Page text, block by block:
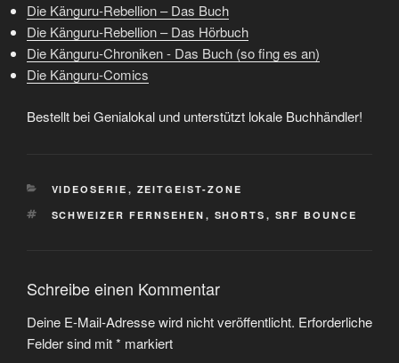
Die Känguru-Rebellion – Das Buch
Die Känguru-Rebellion – Das Hörbuch
Die Känguru-Chroniken - Das Buch (so fing es an)
Die Känguru-Comics
Bestellt bei Genialokal und unterstützt lokale Buchhändler!
KATEGORIEN
VIDEOSERIE , ZEITGEIST-ZONE
SCHLAGWÖRTER
SCHWEIZER FERNSEHEN , SHORTS , SRF BOUNCE
Schreibe einen Kommentar
Deine E-Mail-Adresse wird nicht veröffentlicht. Erforderliche
Felder sind mit* markiert